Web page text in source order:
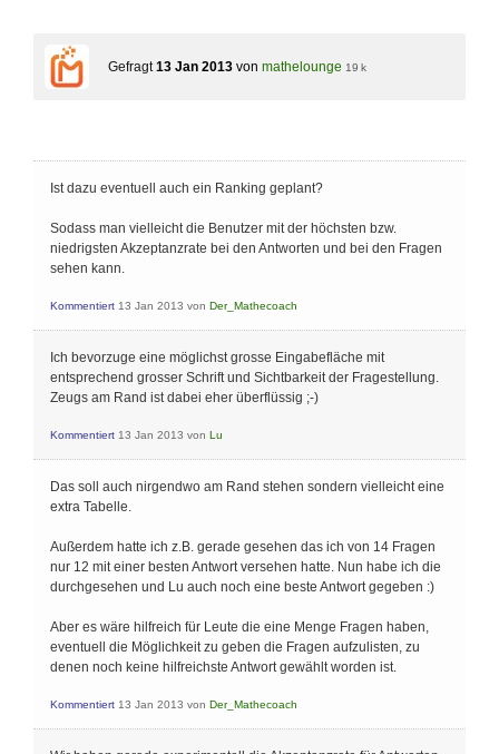
Gefragt 13 Jan 2013 von mathelounge 19 k
Ist dazu eventuell auch ein Ranking geplant?
Sodass man vielleicht die Benutzer mit der höchsten bzw.
niedrigsten Akzeptanzrate bei den Antworten und bei den Fragen
sehen kann.
Kommentiert 13 Jan 2013 von Der_Mathecoach
Ich bevorzuge eine möglichst grosse Eingabefläche mit
entsprechend grosser Schrift und Sichtbarkeit der Fragestellung.
Zeugs am Rand ist dabei eher überflüssig ;-)
Kommentiert 13 Jan 2013 von Lu
Das soll auch nirgendwo am Rand stehen sondern vielleicht eine
extra Tabelle.
Außerdem hatte ich z.B. gerade gesehen das ich von 14 Fragen
nur 12 mit einer besten Antwort versehen hatte. Nun habe ich die
durchgesehen und Lu auch noch eine beste Antwort gegeben :)
Aber es wäre hilfreich für Leute die eine Menge Fragen haben,
eventuell die Möglichkeit zu geben die Fragen aufzulisten, zu
denen noch keine hilfreichste Antwort gewählt worden ist.
Kommentiert 13 Jan 2013 von Der_Mathecoach